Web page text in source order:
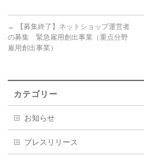
←
【募集終了】ネットショップ運営者
の募集 緊急雇用創出事業（重点分野
雇用創出事業）
カテゴリー
お知らせ
プレスリリース